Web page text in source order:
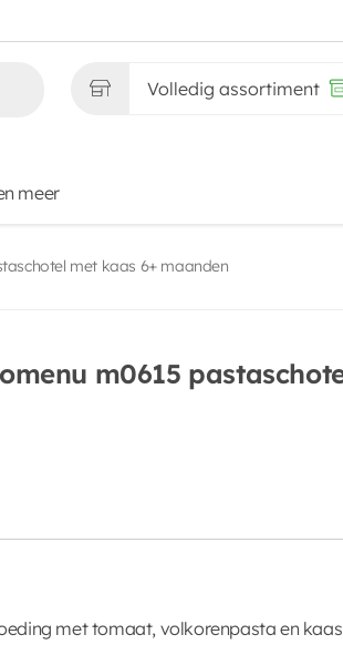
Volledig assortiment
meer
met kaas 6+ maanden
m0615
met tomaat, volkorenpasta en